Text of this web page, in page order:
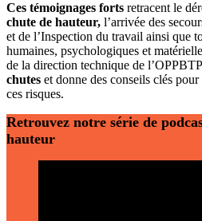
Ces témoignages forts retracent le
chute de hauteur, l’arrivée des
et de l’Inspection du travail ainsi que
humaines, psychologiques et
de la direction technique de
chutes et donne des conseils clés
ces risques.
Retrouvez notre série de
hauteur